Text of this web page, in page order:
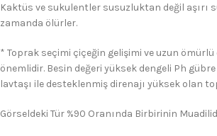
Kaktüs ve sukulentler susuzluktan değil aşırı
zamanda ölürler.
* Toprak seçimi çiçeğin gelişimi ve uzun
önemlidir. Besin değeri yüksek dengeli Ph
lavtaşı ile desteklenmiş direnajı yüksek olan
Görseldeki Tür %90 Oranında Birbirinin